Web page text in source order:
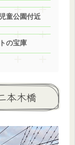
童公園付近
の宝庫
本木橋